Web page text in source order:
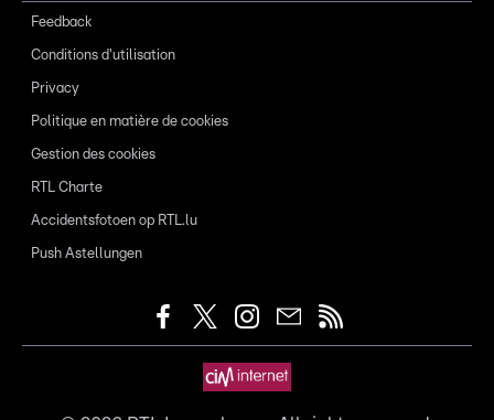
Feedback
Conditions d'utilisation
Privacy
Politique en matière de cookies
Gestion des cookies
RTL Charte
Accidentsfotoen op RTL.lu
Push Astellungen